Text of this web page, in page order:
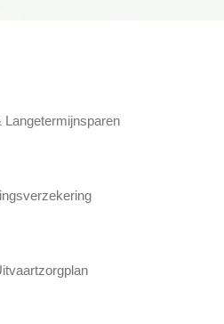
Langetermijnsparen